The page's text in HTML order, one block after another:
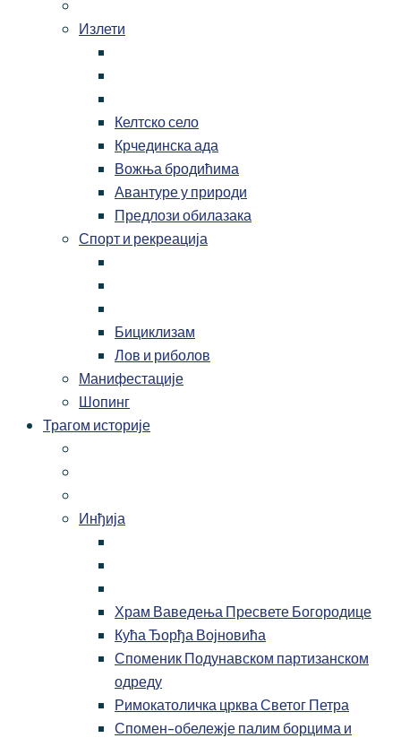
Излети
Келтско село
Крчединска ада
Вожња бродићима
Авантуре у природи
Предлози обилазака
Спорт и рекреација
Бициклизам
Лов и риболов
Манифестације
Шопинг
Трагом историје
Инђија
Храм Ваведења Пресвете Богородице
Кућа Ђорђа Војновића
Споменик Подунавском партизанском
одреду
Римокатоличка црква Светог Петра
Спомен-обележје палим борцима и